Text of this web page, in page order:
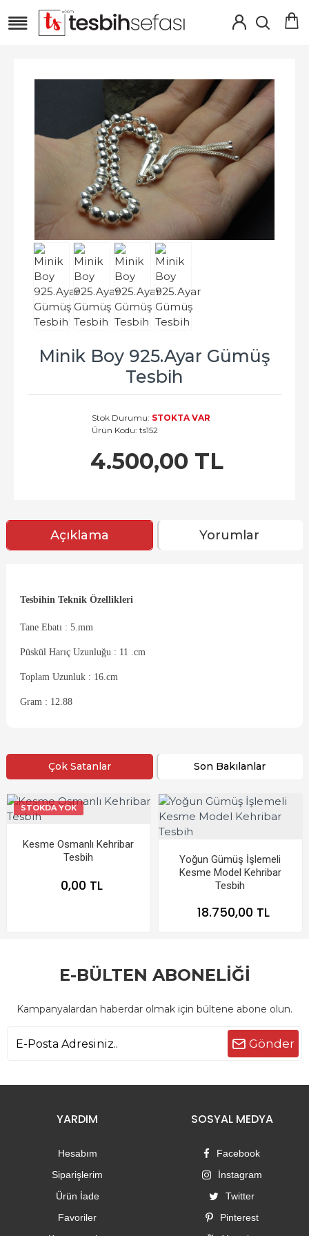
Minik Boy 925.Ayar Gümüş
Tesbih
4.500,00 TL
Stok Durumu: STOKTA VAR
Ürün Kodu: ts152
Açıklama Yorumlar
Tesbihin Teknik Özellikleri
Tane Ebatı : 5.mm
Püskül Harıç Uzunluğu : 11 .cm
Toplam Uzunluk : 16.cm
Gram : 12.88
Çok Satanlar Son Bakılanlar
STOKDA YOK
Kesme Osmanlı Kehribar
Tesbih
0,00 TL
Yoğun Gümüş İşlemeli
Kesme Model Kehribar
Tesbih
18.750,00 TL
E-BÜLTEN ABONELİĞİ
Kampanyalardan haberdar olmak için bültene abone olun.
Gönder
YARDIM
Hesabım
Siparişlerim
Ürün İade
Favoriler
SOSYAL MEDYA
Facebook
İnstagram
Twitter
Pinterest